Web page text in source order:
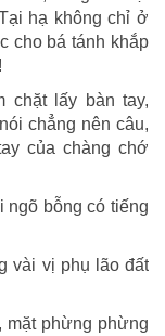
hạ không chỉ ở
cho bá tánh khắp
chặt lấy bàn tay,
chẳng nên câu,
của chàng chớ
bỗng có tiếng
vài vị phụ lão đất
mặt phừng phừng